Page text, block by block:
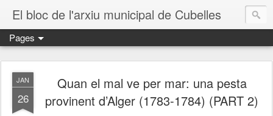
El bloc de l'arxiu municipal de Cubelles
Pages
JAN
26
Quan el mal ve per mar: una pesta
provinent d’Alger (1783-1784) (PART 2)